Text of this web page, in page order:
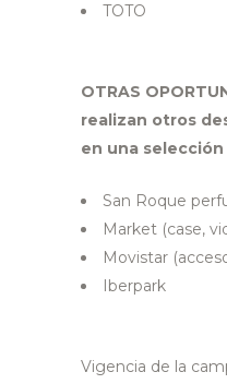
TOTO
OTRAS
realizan otros
en una
San Roque
Market (case,
Movistar
Iberpark
Vigencia de la